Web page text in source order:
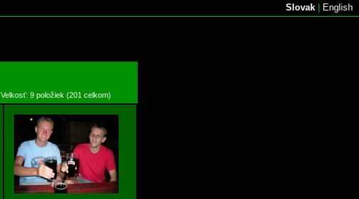
Slovak English
Velkosť: 9 položiek (201 celkom)